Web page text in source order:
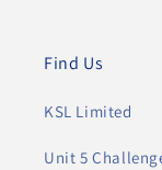
Find Us
KSL Limited
Unit 5